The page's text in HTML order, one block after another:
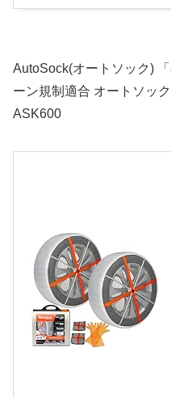
AutoSock(オートソック)
ーン規制適合 オートソッ
ASK600